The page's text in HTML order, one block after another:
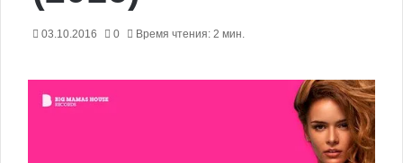
03.10.2016 0 Время чтения: 2 мин.